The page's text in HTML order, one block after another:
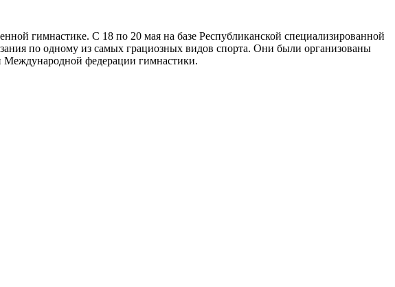
гимнастике. С 18 по 20 мая на базе Республиканской специализированной
по одному из самых грациозных видов спорта. Они были организованы
Международной федерации гимнастики.